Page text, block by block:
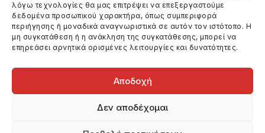
λόγω τεχνολογίες θα μας επιτρέψει να επεξεργαστούμε
δεδομένα προσωπικού χαρακτήρα, όπως συμπεριφορά
περιήγησης ή μοναδικά αναγνωριστικά σε αυτόν τον ιστότοπο. Η
μη συγκατάθεση ή η ανάκληση της συγκατάθεσης, μπορεί να
επηρεάσει αρνητικά ορισμένες λειτουργίες και δυνατότητες.
Αποδοχή
Δεν αποδέχομαι
Στοιχεία Επικοινωνίας
Καλεσέ μας
(+30) 6974123481
Στείλε μας email
info@filmandtheater.gr